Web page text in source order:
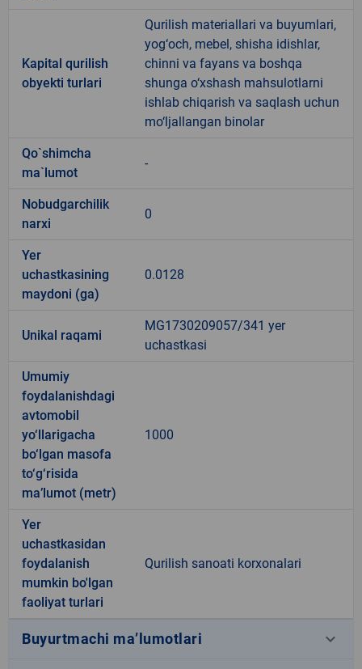
Kapital qurilish
obyekti turlari
Qurilish materiallari va buyumlari,
yog‘och, mebel, shisha idishlar,
chinni va fayans va boshqa
shunga o‘xshash mahsulotlarni
ishlab chiqarish va saqlash uchun
mo‘ljallangan binolar
Qo`shimcha
ma`lumot
-
Nobudgarchilik
narxi
0
Yer
uchastkasining
maydoni (ga)
0.0128
Unikal raqami
MG1730209057/341 yer
uchastkasi
Umumiy
foydalanishdagi
avtomobil
yo‘llarigacha
bo‘lgan masofa
to‘g‘risida
ma’lumot (metr)
1000
Yer
uchastkasidan
foydalanish
mumkin bo'lgan
faoliyat turlari
Qurilish sanoati korxonalari
Buyurtmachi ma’lumotlari keyboard_arrow_down